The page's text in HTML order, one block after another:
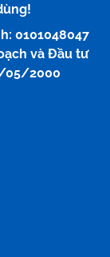
0101048047
và Đầu tư
05/2000